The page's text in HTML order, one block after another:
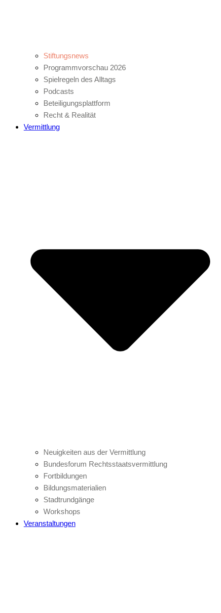
Stiftungsnews
Programmvorschau 2026
Spielregeln des Alltags
Podcasts
Beteiligungsplattform
Recht & Realität
Vermittlung
Neuigkeiten aus der Vermittlung
Bundesforum Rechtsstaatsvermittlung
Fortbildungen
Bildungsmaterialien
Stadtrundgänge
Workshops
Veranstaltungen